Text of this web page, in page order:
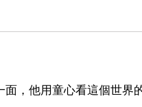
，他用童心看這個世界